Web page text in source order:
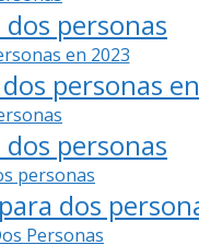
personas
personas
personas
dos